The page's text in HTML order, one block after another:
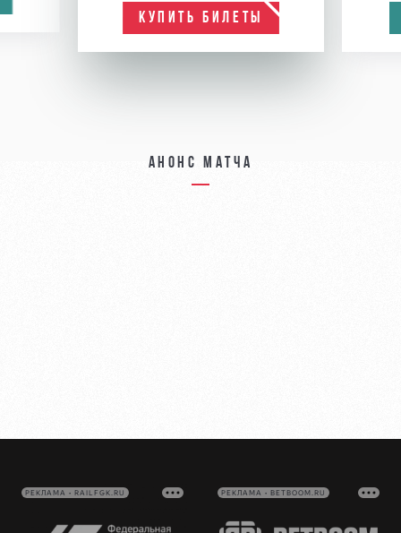
КУПИТЬ БИЛЕТЫ
Анонс матча
РЕКЛАМА • RAILFGK.RU РЕКЛАМА • BETBOOM.RU